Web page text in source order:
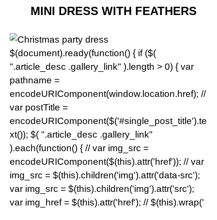
MINI DRESS WITH FEATHERS
$(document).ready(function() { if ($(
".article_desc .gallery_link" ).length > 0) { var
pathname =
encodeURIComponent(window.location.href); //
var postTitle =
encodeURIComponent($('#single_post_title').te
xt()); $( ".article_desc .gallery_link"
).each(function() { // var img_src =
encodeURIComponent($(this).attr('href')); // var
img_src = $(this).children('img').attr('data-src');
var img_src = $(this).children('img').attr('src');
var img_href = $(this).attr('href'); // $(this).wrap('